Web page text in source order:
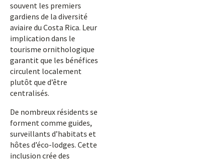
souvent les premiers
gardiens de la diversité
aviaire du Costa Rica. Leur
implication dans le
tourisme ornithologique
garantit que les bénéfices
circulent localement
plutôt que d’être
centralisés.
De nombreux résidents se
forment comme guides,
surveillants d’habitats et
hôtes d’éco-lodges. Cette
inclusion crée des